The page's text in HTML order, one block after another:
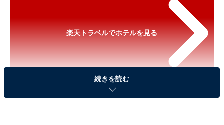
楽天トラベルでホテルを見る
続きを読む